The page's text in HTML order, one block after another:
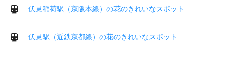
伏見稲荷駅（京阪本線）の花のきれいなスポット
伏見駅（近鉄京都線）の花のきれいなスポット